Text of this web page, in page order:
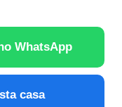
WhatsApp
casa